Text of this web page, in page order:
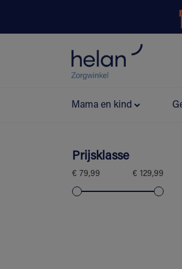
Mama en kind
Prijsklasse
€ 79,99 € 129,99